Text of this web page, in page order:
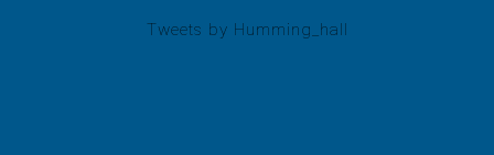
Tweets by Humming_hall